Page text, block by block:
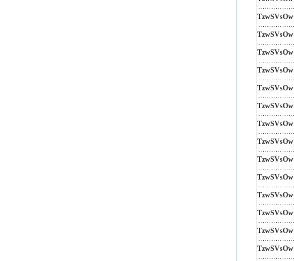
TzwSVsOw
TzwSVsOw
TzwSVsOw
TzwSVsOw
TzwSVsOw
TzwSVsOw
TzwSVsOw
TzwSVsOw
TzwSVsOw
TzwSVsOw
TzwSVsOw
TzwSVsOw
TzwSVsOw
TzwSVsOw